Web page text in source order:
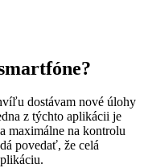
dostávam nové úlohy
z týchto aplikácii je
maximálne na kontrolu
povedať, že celá